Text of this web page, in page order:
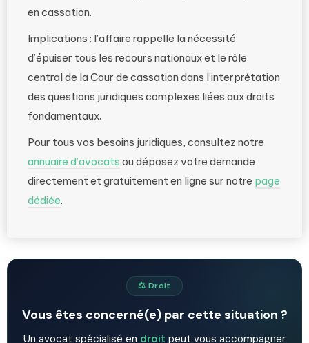
en cassation.
Implications : l’affaire rappelle la nécessité
d’épuiser tous les recours nationaux et le rôle
central de la Cour de cassation dans l’interprétation
des questions juridiques complexes liées aux droits
fondamentaux.
Pour tous vos besoins juridiques, consultez notre
annuaire d’avocats ou déposez votre demande
directement et gratuitement en ligne sur notre page
dédiée.
⚖️ Droit
Vous êtes concerné(e) par cette situation ?
Un avocat spécialisé en droit peut vous accompagner